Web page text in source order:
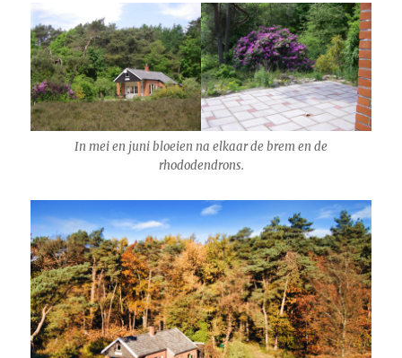
In mei en juni bloeien na elkaar de brem en de
rhododendrons.